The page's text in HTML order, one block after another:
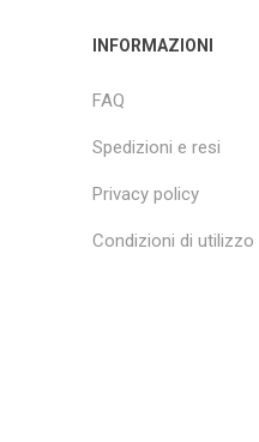
INFORMAZIONI
FAQ
Spedizioni e resi
Privacy policy
Condizioni di utilizzo